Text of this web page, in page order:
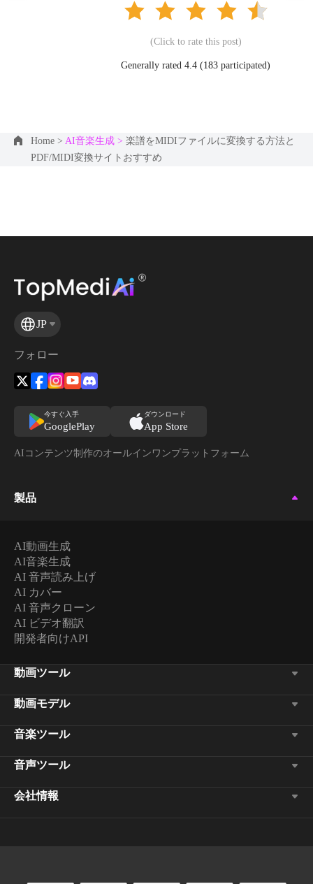
(Click to rate this post)
Generally rated 4.4 (183 participated)
Home > AI音楽生成 > 楽譜をMIDIファイルに変換する方法と
PDF/MIDI変換サイトおすすめ
JP
フォロー
今すぐ入手
GooglePlay
ダウンロード
App Store
AIコンテンツ制作のオールインワンプラットフォーム
製品
AI動画生成
AI音楽生成
AI 音声読み上げ
AI カバー
AI 音声クローン
AI ビデオ翻訳
開発者向けAPI
動画ツール
動画モデル
音楽ツール
音声ツール
会社情報